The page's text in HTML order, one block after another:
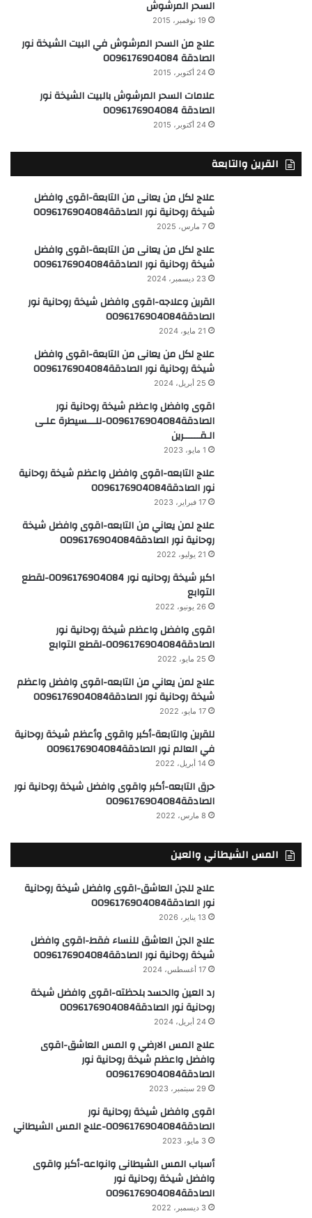
السحر المرشوش
19 نوفمبر، 2015
علاج من السحر المرشوش في البيت الشيخة نور
الصادقة 0096176904084
24 أكتوبر، 2015
علامات السحر المرشوش بالبيت الشيخة نور
الصادقة 0096176904084
24 أكتوبر، 2015
القرين والتابعة
علاج لكل من يعانى من التابعة-اقوى وافضل
شيخة روحانية نور الصادقة0096176904084
7 مارس، 2025
علاج لكل من يعانى من التابعة-اقوى وافضل
شيخة روحانية نور الصادقة0096176904084
23 ديسمبر، 2024
القرين وعلاجه-اقوى وافضل شيخة روحانية نور
الصادقة0096176904084
21 مايو، 2024
علاج لكل من يعانى من التابعة-اقوى وافضل
شيخة روحانية نور الصادقة0096176904084
25 أبريل، 2024
اقوى وافضل واعظم شيخة روحانية نور
الصادقة0096176904084-للـــسيطرة علـى
الـقــــــرين
1 مايو، 2023
علاج التابعه-اقوى وافضل واعظم شيخة روحانية
نور الصادقة0096176904084
17 فبراير، 2023
علاج لمن يعاني من التابعه-اقوى وافضل شيخة
روحانية نور الصادقة0096176904084
21 يوليو، 2022
اكبر شيخة روحانيه نور 0096176904084-لقطع
التوابع
26 يونيو، 2022
اقوى وافضل واعظم شيخة روحانية نور
الصادقة0096176904084-لقطع التوابع
25 مايو، 2022
علاج لمن يعاني من التابعه-اقوى وافضل واعظم
شيخة روحانية نور الصادقة0096176904084
17 مايو، 2022
للقرين والتابعة-أكبر واقوى وأعظم شيخة روحانية
في العالم نور الصادقة0096176904084
14 أبريل، 2022
حرق التابعه-أكبر واقوى وافضل شيخة روحانية نور
الصادقة0096176904084
8 مارس، 2022
المس الشيطاني والعين
علاج للجن العاشق-اقوى وافضل شيخة روحانية
نور الصادقة0096176904084
13 يناير، 2026
علاج الجن العاشق للنساء فقط-اقوى وافضل
شيخة روحانية نور الصادقة0096176904084
17 أغسطس، 2024
رد العين والحسد بلحظته-اقوى وافضل شيخة
روحانية نور الصادقة0096176904084
24 أبريل، 2024
علاج المس الارضي و المس العاشق-اقوى
وافضل واعظم شيخة روحانية نور
الصادقة0096176904084
29 سبتمبر، 2023
اقوى وافضل شيخة روحانية نور
الصادقة0096176904084-علاج المس الشيطاني
3 مايو، 2023
أسباب المس الشيطانى وانواعه-أكبر واقوى
وافضل شيخة روحانية نور
الصادقة0096176904084
3 ديسمبر، 2022